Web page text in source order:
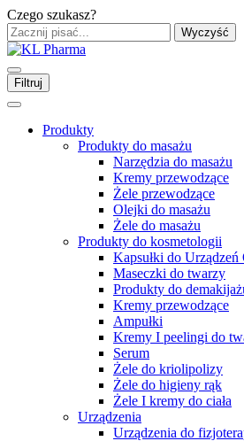
Czego szukasz?
Wyczyść
Filtruj
Produkty
Produkty do masażu
Narzędzia do masażu
Kremy przewodzące
Żele przewodzące
Olejki do masażu
Żele do masażu
Produkty do kosmetologii
Kapsułki do
Maseczki do twarzy
Produkty do
Kremy przewodzące
Ampułki
Kremy I peelingi do
Serum
Żele do kriolipolizy
Żele do higieny rąk
Żele I kremy do ciała
Urządzenia
Urządzenia do